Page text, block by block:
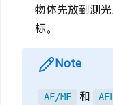
物体先放到测
标。
Note
AF/MF 和 AEL